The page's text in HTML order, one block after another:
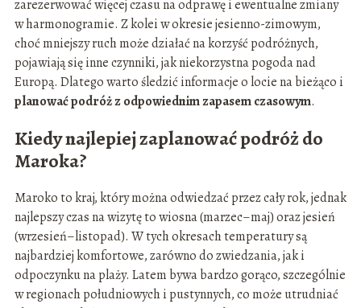
zarezerwować więcej czasu na odprawę i ewentualne zmiany
w harmonogramie. Z kolei w okresie jesienno-zimowym,
choć mniejszy ruch może działać na korzyść podróżnych,
pojawiają się inne czynniki, jak niekorzystna pogoda nad
Europą. Dlatego warto śledzić informacje o locie na bieżąco i
planować podróż z odpowiednim zapasem czasowym.
Kiedy najlepiej zaplanować podróż do
Maroka?
Maroko to kraj, który można odwiedzać przez cały rok, jednak
najlepszy czas na wizytę to wiosna (marzec–maj) oraz jesień
(wrzesień–listopad). W tych okresach temperatury są
najbardziej komfortowe, zarówno do zwiedzania, jak i
odpoczynku na plaży. Latem bywa bardzo gorąco, szczególnie
w regionach południowych i pustynnych, co może utrudniać